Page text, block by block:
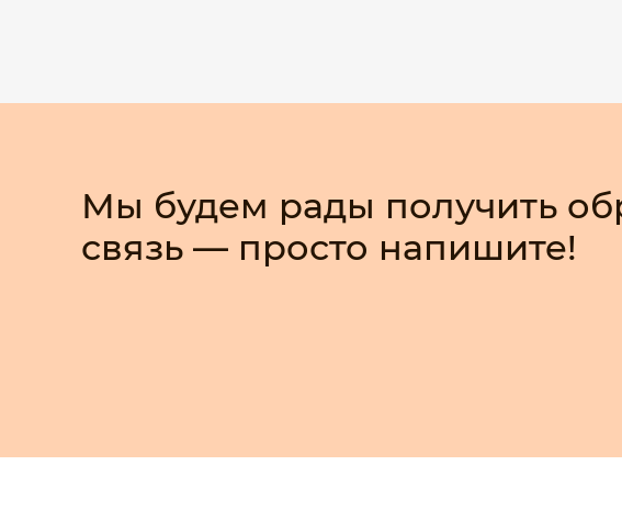
Мы будем рады получить
связь — просто напишите!